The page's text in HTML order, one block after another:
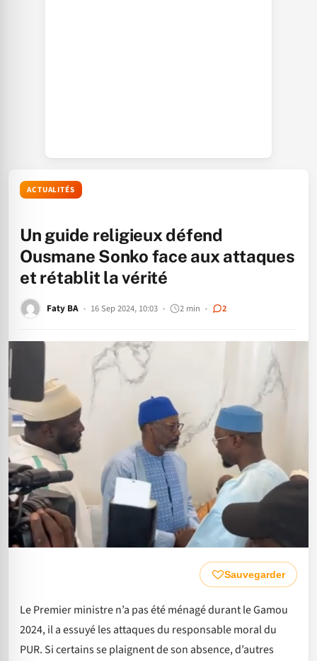
ACTUALITÉS
Un guide religieux défend
Ousmane Sonko face aux attaques
et rétablit la vérité
Faty BA 16 Sep 2024, 10:03 2 min 2
Sauvegarder
Le Premier ministre n’a pas été ménagé durant le Gamou
2024, il a essuyé les attaques du responsable moral du
PUR. Si certains se plaignent de son absence, d’autres